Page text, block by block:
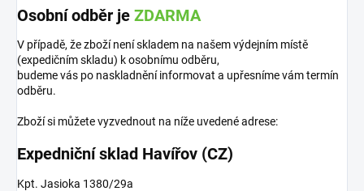
Osobní odběr je ZDARMA
V případě, že zboží není skladem na našem výdejním místě
(expedičním skladu) k osobnímu odběru,
budeme vás po naskladnění informovat a upřesníme vám termín
odběru.
Zboží si můžete vyzvednout na níže uvedené adrese:
Expedniční sklad Havířov (CZ)
Kpt. Jasioka 1380/29a